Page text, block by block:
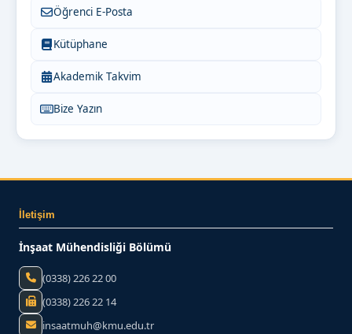
Öğrenci E-Posta
Kütüphane
Akademik Takvim
Bize Yazın
İletişim
İnşaat Mühendisliği Bölümü
(0338) 226 22 00
(0338) 226 22 14
insaatmuh@kmu.edu.tr